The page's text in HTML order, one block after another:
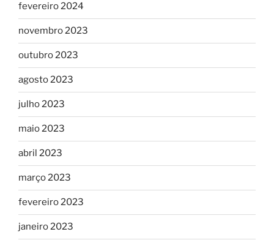
fevereiro 2024
novembro 2023
outubro 2023
agosto 2023
julho 2023
maio 2023
abril 2023
março 2023
fevereiro 2023
janeiro 2023